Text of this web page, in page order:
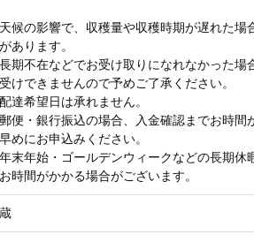
候の影響で、収穫量や収穫時期が遅れた場
あります。
期不在などでお受け取りになれなかった場
けできませんので予めご了承ください。
達希望日は承れません。
便・銀行振込の場合、入金確認までお時間
めにお申込みください。
末年始・ゴールデンウィークなどの長期休
時間がかかる場合がございます。